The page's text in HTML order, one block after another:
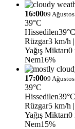
16:0009
39°C
Hissedilen39°C
Rüzgar3 km/h
Yağış Miktarı0
Nem16%
17:0009
39°C
Hissedilen39°C
Rüzgar5 km/h
Yağış Miktarı0
Nem15%